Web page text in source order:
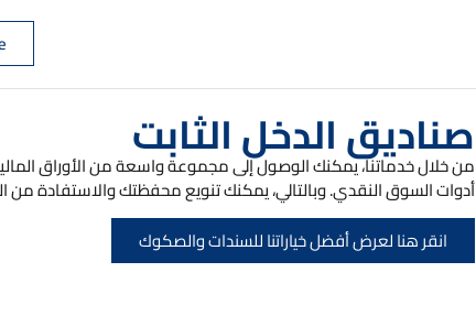
صناديق الدخل الثابت
من خلال خدماتنا، يمكنك الوصول إلى مجموعة واسعة من الأوراق
أدوات السوق النقدي. وبالتالي، يمكنك تنويع محفظتك والاستفادة من
انقر هنا لعرض أفضل خياراتنا للسندات والصكوك